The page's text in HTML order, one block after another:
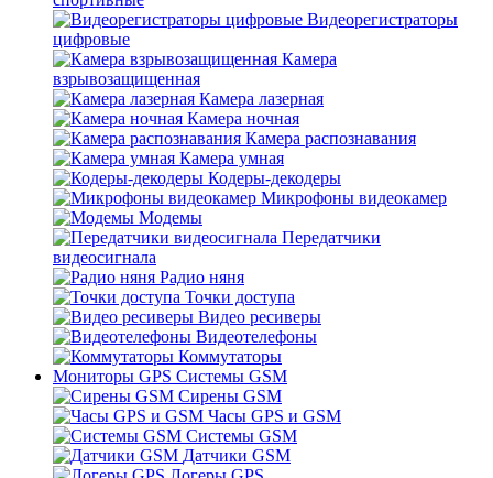
Видеорегистраторы
цифровые
Камера
взрывозащищенная
Камера лазерная
Камера ночная
Камера распознавания
Камера умная
Кодеры-декодеры
Микрофоны видеокамер
Модемы
Передатчики
видеосигнала
Радио няня
Точки доступа
Видео ресиверы
Видеотелефоны
Коммутаторы
Мониторы GPS Системы GSM
Сирены GSM
Часы GPS и GSM
Системы GSM
Датчики GSM